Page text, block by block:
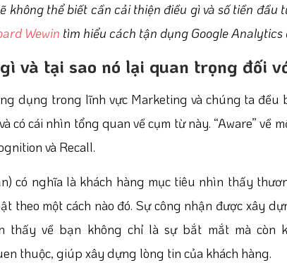
không thể biết cần cải thiện điều gì và số tiền đầu
Wewin tìm hiểu cách tận dụng Google
gì và tại sao nó lại quan trọng đối
dụng trong lĩnh vực Marketing và chúng ta
có cái nhìn tổng quan về cụm từ này. “Aware” về
và Recall.
có nghĩa là khách hàng mục tiêu nhìn thấy
theo một cách nào đó. Sự công nhận được xây
thấy về bạn không chỉ là sự bắt mắt mà còn
thuộc, giúp xây dựng lòng tin của khách hàng.